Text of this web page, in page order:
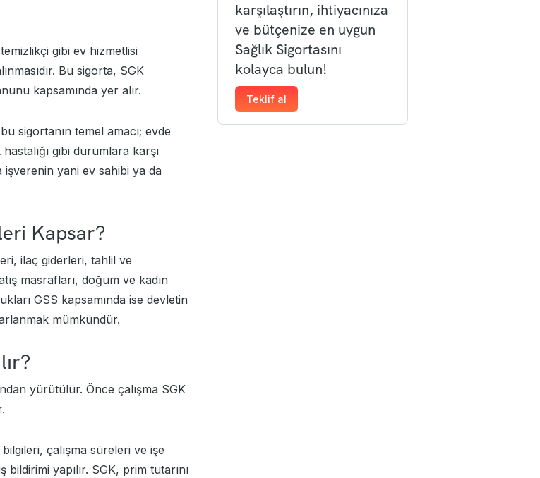
temizlikçi gibi ev hizmetlisi
Bu sigorta, SGK
kapsamında yer alır.
sigortanın temel amacı; evde
gibi durumlara karşı
işverenin yani ev sahibi ya da
Kapsar?
ilaç giderleri, tahlil ve
masrafları, doğum ve kadın
GSS kapsamında ise devletin
mümkündür.
yürütülür. Önce çalışma SGK
çalışma süreleri ve işe
yapılır. SGK, prim tutarını
karşılaştırın, ihtiyacınıza
ve bütçenize en uygun
Sağlık Sigortasını
kolayca bulun!
Teklif al